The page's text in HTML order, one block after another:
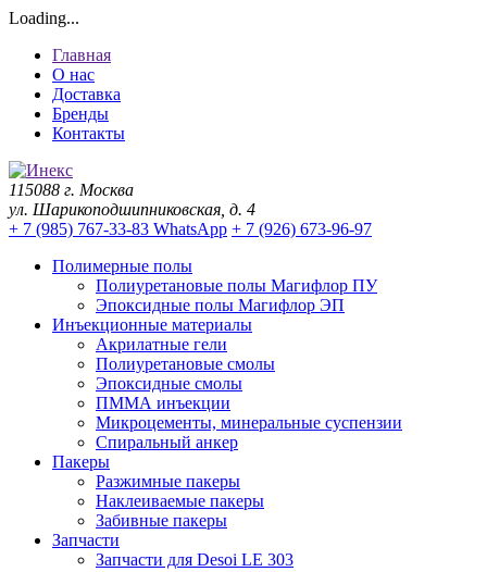
Loading...
Главная
О нас
Доставка
Бренды
Контакты
115088 г. Москва
ул. Шарикоподшипниковская, д. 4
+ 7 (985) 767-33-83 WhatsApp + 7 (926) 673-96-97
Полимерные полы
Полиуретановые полы Магифлор ПУ
Эпоксидные полы Магифлор ЭП
Инъекционные материалы
Акрилатные гели
Полиуретановые смолы
Эпоксидные смолы
ПММА инъекции
Микроцементы, минеральные суспензии
Спиральный анкер
Пакеры
Разжимные пакеры
Наклеиваемые пакеры
Забивные пакеры
Запчасти
Запчасти для Desoi LE 303